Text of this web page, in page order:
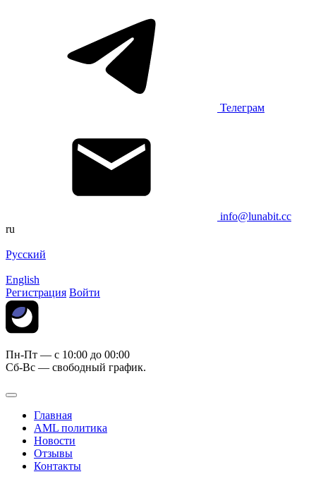
Телеграм
info@lunabit.cc
ru
Русский
English
Регистрация Войти
Пн-Пт — c 10:00 до 00:00
Сб-Вс — свободный график.
Главная
AML политика
Новости
Отзывы
Контакты